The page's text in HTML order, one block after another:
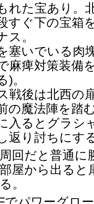
れた宝あり。
すぐ下の宝箱
ス。
塞いでいる肉
麻痺対策装備
)。
戦後は北西の
の魔法陣を踏
入るとグラシ
返り討ちにす
周回だと普通に
部屋から出ると
る。